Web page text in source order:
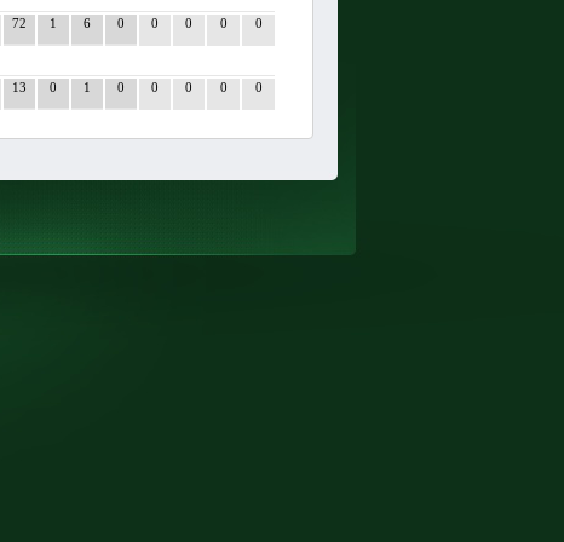
72 1 6 0 0 0 0 0
13 0 1 0 0 0 0 0